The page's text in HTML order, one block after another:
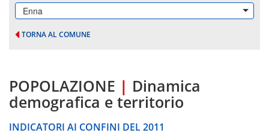
Enna
TORNA AL COMUNE
POPOLAZIONE | Dinamica
demografica e territorio
INDICATORI AI CONFINI DEL 2011